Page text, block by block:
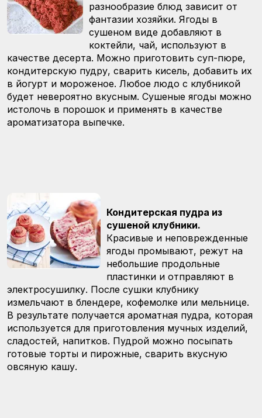
разнообразие блюд зависит от
фантазии хозяйки. Ягоды в
сушеном виде добавляют в
коктейли, чай, используют в
качестве десерта. Можно приготовить суп-пюре,
кондитерскую пудру, сварить кисель, добавить их
в йогурт и мороженое. Любое людо с клубникой
будет невероятно вкусным. Сушеные ягоды можно
истолочь в порошок и применять в качестве
ароматизатора выпечке.
Кондитерская пудра из
сушеной клубники.
Красивые и неповрежденные
ягоды промывают, режут на
небольшие продольные
пластинки и отправляют в
электросушилку. После сушки клубнику
измельчают в блендере, кофемолке или мельнице.
В результате получается ароматная пудра, которая
используется для приготовления мучных изделий,
сладостей, напитков. Пудрой можно посыпать
готовые торты и пирожные, сварить вкусную
овсяную кашу.